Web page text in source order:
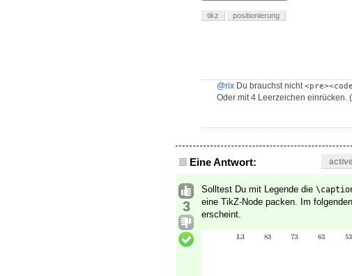
tikz positionierung
@rix Du brauchst nicht
Oder mit 4 Leerzeichen einrücken. (
Eine Antwort:
3
Solltest Du mit Legende die
eine TikZ-Node packen. Im
erscheint.